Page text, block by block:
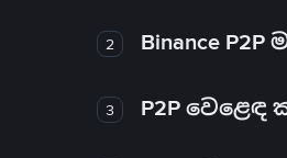
2 Binance
3 P2P